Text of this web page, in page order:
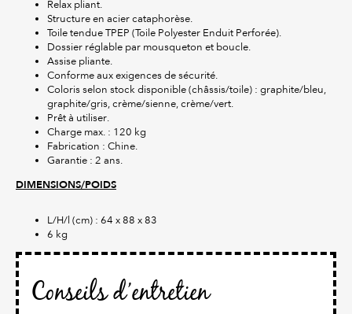
Relax pliant.
Structure en acier cataphorèse.
Toile tendue TPEP (Toile Polyester Enduit Perforée).
Dossier réglable par mousqueton et boucle.
Assise pliante.
Conforme aux exigences de sécurité.
Coloris selon stock disponible (châssis/toile) : graphite/bleu,
graphite/gris, crème/sienne, crème/vert.
Prêt à utiliser.
Charge max. : 120 kg
Fabrication : Chine.
Garantie : 2 ans.
DIMENSIONS/POIDS
L/H/l (cm) : 64 x 88 x 83
6 kg
Conseils d’entretien